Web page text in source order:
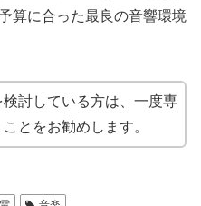
算に合った最良の音響環境
討している方は、一度専
とをお勧めします。